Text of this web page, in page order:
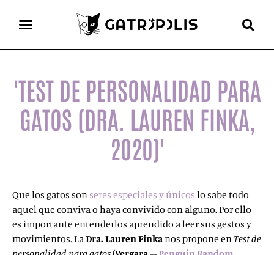
'TEST DE PERSONALIDAD PARA
GATOS (DRA. LAUREN FINKA,
2020)'
Que los gatos sonseres especiales y únicos lo sabe todo
aquel que conviva o haya convivido con alguno. Por ello
es importante entenderlos aprendido a leer sus gestos y
movimientos. LaDra. Lauren Finkanos propone en Test de